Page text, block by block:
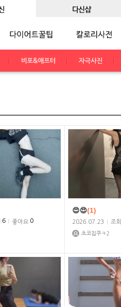
비포&애프터 자극사진
6 좋아요 0
😍😍(1)
2026.07.23 조회
초코칩쿠ㅋ2